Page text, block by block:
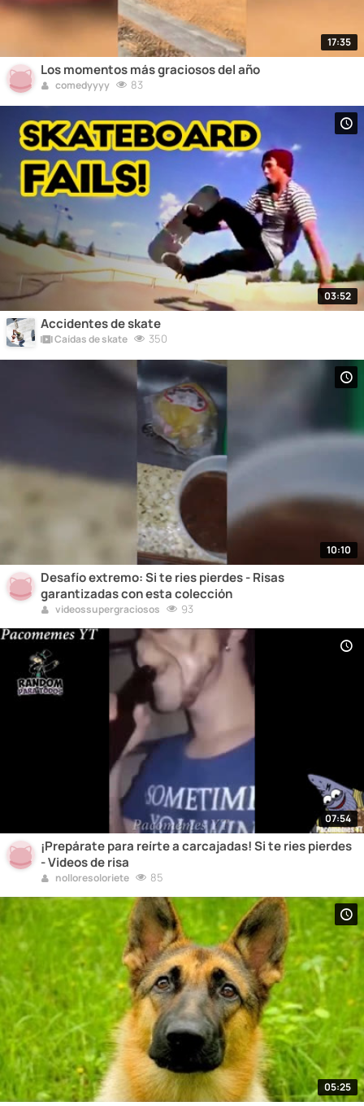
17:35
Los momentos más graciosos del año
comedyyyy 83
03:52
Accidentes de skate
Caídas de skate 350
10:10
Desafío extremo: Si te ries pierdes - Risas
garantizadas con esta colección
videossupergraciosos 93
07:54
¡Prepárate para reírte a carcajadas! Si te ries pierdes
- Videos de risa
nolloresoloriete 85
05:25